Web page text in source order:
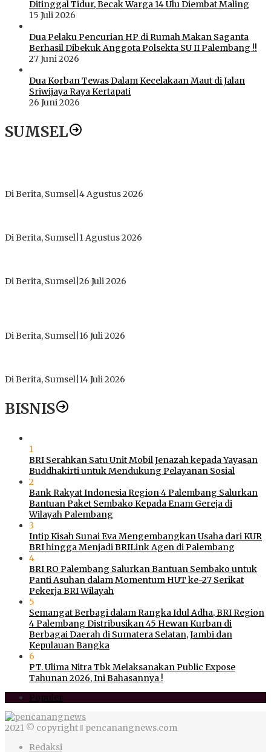
Ditinggal Tidur, Becak Warga 14 Ulu Diembat Maling
15 Juli 2026
Dua Pelaku Pencurian HP di Rumah Makan Saganta
Berhasil Dibekuk Anggota Polsekta SU II Palembang !!
27 Juni 2026
Dua Korban Tewas Dalam Kecelakaan Maut di Jalan
Sriwijaya Raya Kertapati
26 Juni 2026
SUMSEL
Di Berita, Sumsel 4 Agustus 2026
Di Berita, Sumsel 1 Agustus 2026
Di Berita, Sumsel 26 Juli 2026
Di Berita, Sumsel 16 Juli 2026
Di Berita, Sumsel 14 Juli 2026
BISNIS
1
BRI Serahkan Satu Unit Mobil Jenazah kepada Yayasan
Buddhakirti untuk Mendukung Pelayanan Sosial
2
Bank Rakyat Indonesia Region 4 Palembang Salurkan
Bantuan Paket Sembako Kepada Enam Gereja di
Wilayah Palembang
3
Intip Kisah Sunai Eva Mengembangkan Usaha dari KUR
BRI hingga Menjadi BRILink Agen di Palembang
4
BRI RO Palembang Salurkan Bantuan Sembako untuk
Panti Asuhan dalam Momentum HUT ke-27 Serikat
Pekerja BRI Wilayah
5
Semangat Berbagi dalam Rangka Idul Adha, BRI Region
4 Palembang Distribusikan 45 Hewan Kurban di
Berbagai Daerah di Sumatera Selatan, Jambi dan
Kepulauan Bangka
6
PT. Ulima Nitra Tbk Melaksanakan Public Expose
Tahunan 2026, Ini Bahasannya !
Populer
2021 © copyright ‖ pencanangnews.com
Redaksi